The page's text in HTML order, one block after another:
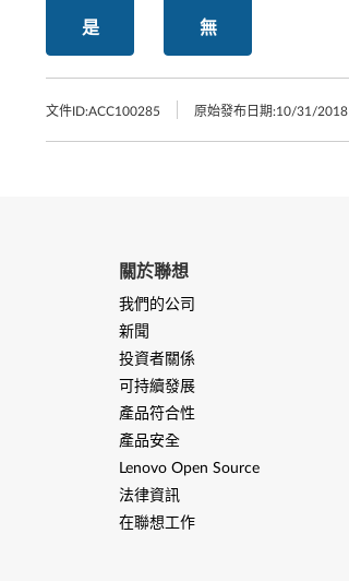
是 無
文件ID:ACC100285 原始發布日期:10/31/2018
關於聯想
我們的公司
新聞
投資者關係
可持續發展
產品符合性
產品安全
Lenovo Open Source
法律資訊
在聯想工作